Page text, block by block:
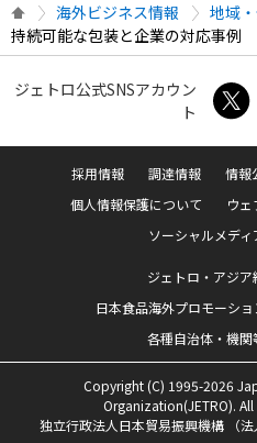
海外ビジネス情報 地域
持続可能な包装と企業の対応事例
ジェトロ公式SNSアカウン
ト
採用情報 調達情報 情報
個人情報保護について
ウ
ソーシャルメデ
ジェトロ・アジア
日本食品海外プロモーショ
各種自治体・機関
Copyright (C) 1995-2026
Organization(JETRO). All
独立行政法人日本貿易振興機構 （